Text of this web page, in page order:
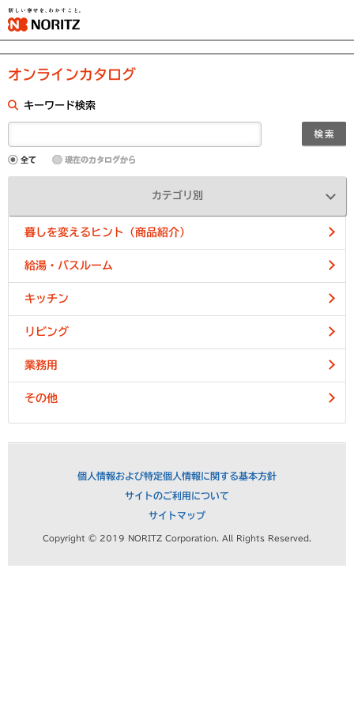
オンラインカタログ
キーワード検索
カテゴリ別
暮しを変えるヒント（商品紹介）
給湯・バスルーム
キッチン
リビング
業務用
その他
個人情報および特定個人情報に関する基本方針
サイトのご利用について
サイトマップ
Copyright © 2019 NORITZ Corporation. All Rights Reserved.